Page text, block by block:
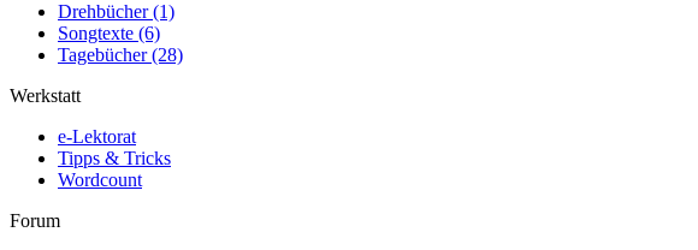
Drehbücher(1)
Songtexte (6)
Tagebücher(28)
Werkstatt
e-Lektorat
Tipps & Tricks
Wordcount
Forum